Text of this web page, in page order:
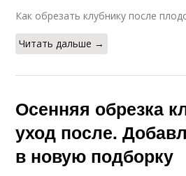
Как обрезать клубнику после
Читать дальше →
Осенняя обрезка
уход после.
в новую подборку